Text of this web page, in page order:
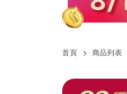
首頁 商品列表